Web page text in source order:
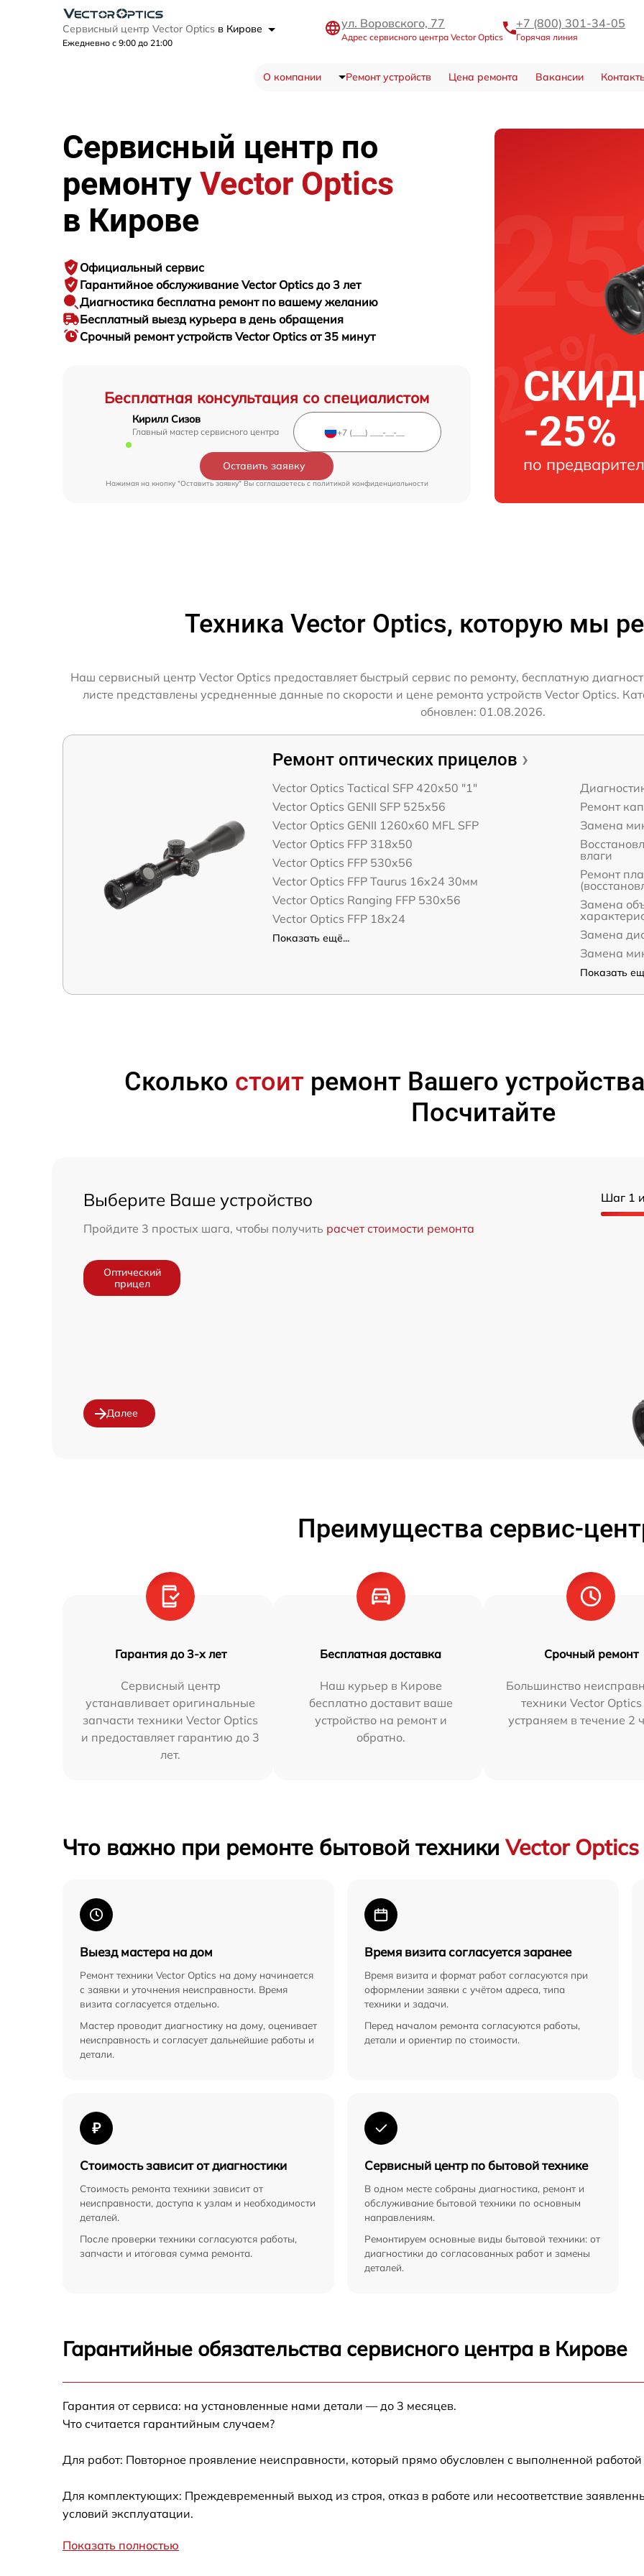
Сервисный центр Vector Optics в Кирове
Ежедневно с 9:00 до 21:00
ул. Воровского, 77
Адрес сервисного центра Vector Optics
+7 (800) 301-34-05
Горячая линия
О компании Ремонт устройств Цена ремонта Вакансии
Сервисный центр по
ремонту Vector Optics
в Кирове
Бесплатная консультация со специалистом
Кирилл Сизов
Главный мастер сервисного центра
Оставить заявку
Нажимая на кнопку "Оставить заявку" Вы соглашаетесь c политикой конфиденциальности
Официальный сервис
Гарантийное обслуживание Vector Optics до 3 лет
Диагностика бесплатна ремонт по вашему желанию
Бесплатный выезд курьера в день обращения
Срочный ремонтустройств Vector Optics от 35 минут
-25%
по
Техника Vector Optics, которую мы
Наш сервисный центр Vector Optics предоставляет быстрый сервис по ремонту, бесплатную
листе представлены усредненные данные по скорости и цене ремонта устройств Vector Optics.
обновлен: 01.08.2026.
Ремонт оптических прицелов
Vector Optics Tactical SFP 420x50 "1"
Vector Optics GENII SFP 525x56
Vector Optics GENII 1260x60 MFL SFP
Vector Optics FFP 318x50
Vector Optics FFP 530x56
Vector Optics FFP Taurus 16x24 30мм
Vector Optics Ranging FFP 530x56
Vector Optics FFP 18x24
Показать ещё...
Ремонт
Замена
влаги
Ремонт
Замена
Замена
Замена
Показать
Сколько стоитремонт Вашего
Посчитайте
Шаг 1
Выберите Ваше устройство
Пройдите 3 простых шага, чтобы получить расчет стоимости ремонта
Оптический
прицел
Далее
Преимущества сервис-
Гарантия до 3-х лет
Сервисный центр
устанавливает оригинальные
запчасти техники Vector Optics
и предоставляет гарантию до 3
лет.
Бесплатная доставка
Наш курьер в Кирове
бесплатно доставит ваше
устройство на ремонт и
обратно.
Срочный ремонт
Большинство
техники Vector
устраняем в течение 2
Что важно при ремонте бытовой техники Vector Optics
Выезд мастера на дом
Ремонт техники Vector Optics на дому начинается
с заявки и уточнения неисправности. Время
визита согласуется отдельно.
Мастер проводит диагностику на дому, оценивает
неисправность и согласует дальнейшие работы и
детали.
Время визита согласуется заранее
Время визита и формат работ согласуются при
оформлении заявки с учётом адреса, типа
техники и задачи.
Перед началом ремонта согласуются работы,
детали и ориентир по стоимости.
₽
Стоимость зависит от диагностики
Стоимость ремонта техники зависит от
неисправности, доступа к узлам и необходимости
деталей.
После проверки техники согласуются работы,
запчасти и итоговая сумма ремонта.
Сервисный центр по бытовой технике
В одном месте собраны диагностика, ремонт и
обслуживание бытовой техники по основным
направлениям.
Ремонтируем основные виды бытовой техники: от
диагностики до согласованных работ и замены
деталей.
Гарантийные обязательства сервисного центра в Кирове
Гарантия от сервиса: на установленные нами детали — до 3 месяцев.
Что считается гарантийным случаем?
Для работ: Повторное проявление неисправности, который прямо обусловлен с выполненной
Для комплектующих: Преждевременный выход из строя, отказ в работе или несоответствие
условий эксплуатации.
Показать полностью